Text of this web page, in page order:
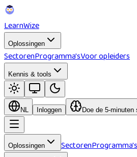
LearnWize
Oplossingen
SectorenProgramma'sVoor opleiders
Kennis & tools
NL Inloggen Doe de 5-minuten
Oplossingen SectorenProgramma's